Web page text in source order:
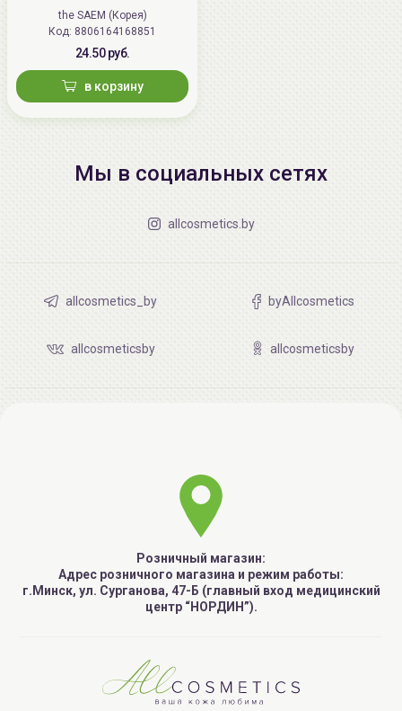
the SAEM (Корея)
Код: 8806164168851
24.50 руб.
в корзину
Мы в социальных сетях
allcosmetics.by
allcosmetics_by byAllcosmetics
allcosmeticsby allcosmeticsby
Розничный магазин:
Адрес розничного магазина и режим работы:
г.Минск, ул. Сурганова, 47-Б (главный вход медицинский
центр “НОРДИН”).